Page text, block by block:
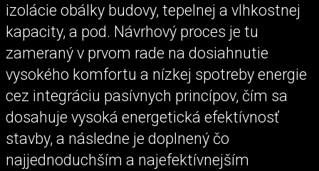
izolácie obálky budovy, tepelnej a vlhkostnej
kapacity, a pod. Návrhový proces je tu
zameraný v prvom rade na dosiahnutie
vysokého komfortu a nízkej spotreby energie
cez integráciu pasívnych princípov, čím sa
dosahuje vysoká energetická efektívnosť
stavby, a následne je doplnený čo
najjednoduchším a najefektívnejším